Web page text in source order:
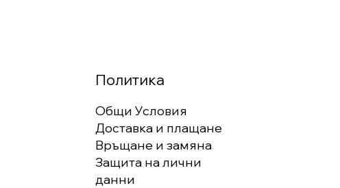
Политика
Общи Условия
Доставка и плащане
Връщане и замяна
Защита на лични
данни